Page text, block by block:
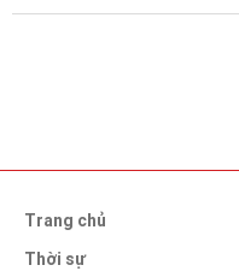
Trang chủ
Thời sự